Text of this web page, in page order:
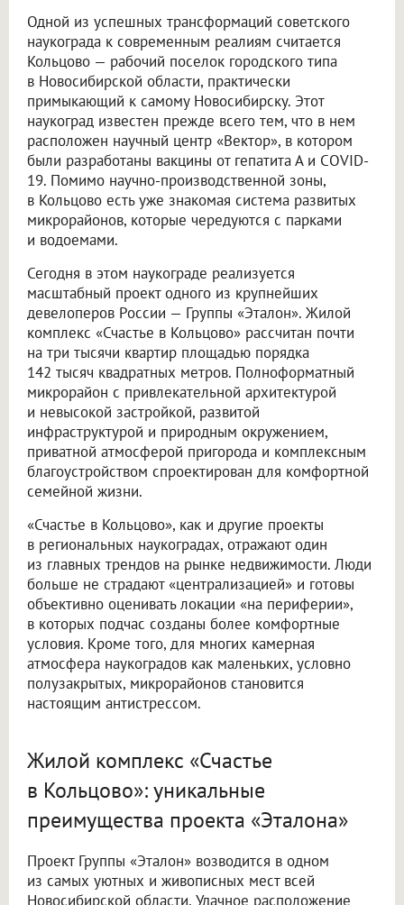
Одной из успешных трансформаций советского
наукограда к современным реалиям считается
Кольцово — рабочий поселок городского типа
в Новосибирской области, практически
примыкающий к самому Новосибирску. Этот
наукоград известен прежде всего тем, что в нем
расположен научный центр «Вектор», в котором
были разработаны вакцины от гепатита А и COVID-
19. Помимо научно-производственной зоны,
в Кольцово есть уже знакомая система развитых
микрорайонов, которые чередуются с парками
и водоемами.
Сегодня в этом наукограде реализуется
масштабный проект одного из крупнейших
девелоперов России — Группы «Эталон». Жилой
комплекс «Счастье в Кольцово» рассчитан почти
на три тысячи квартир площадью порядка
142 тысяч квадратных метров. Полноформатный
микрорайон с привлекательной архитектурой
и невысокой застройкой, развитой
инфраструктурой и природным окружением,
приватной атмосферой пригорода и комплексным
благоустройством спроектирован для комфортной
семейной жизни.
«Счастье в Кольцово», как и другие проекты
в региональных наукоградах, отражают один
из главных трендов на рынке недвижимости. Люди
больше не страдают «централизацией» и готовы
объективно оценивать локации «на периферии»,
в которых подчас созданы более комфортные
условия. Кроме того, для многих камерная
атмосфера наукоградов как маленьких, условно
полузакрытых, микрорайонов становится
настоящим антистрессом.
Жилой комплекс «Счастье
в Кольцово»: уникальные
преимущества проекта «Эталона»
Проект Группы «Эталон» возводится в одном
из самых уютных и живописных мест всей
Новосибирской области. Удачное расположение